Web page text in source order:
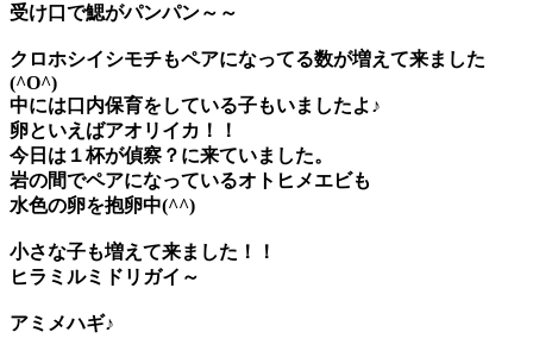
受け口で鰓がパンパン～～
クロホシイシモチもペアになってる数が増えて来ました
(^O^)
中には口内保育をしている子もいましたよ♪
卵といえばアオリイカ！！
今日は１杯が偵察？に来ていました。
岩の間でペアになっているオトヒメエビも
水色の卵を抱卵中(^^)
小さな子も増えて来ました！！
ヒラミルミドリガイ～
アミメハギ♪